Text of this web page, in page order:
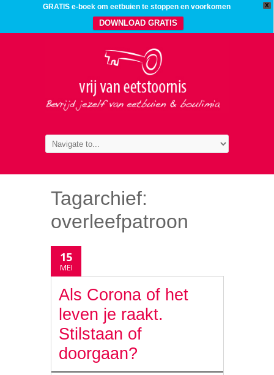
X
GRATIS e-boek om eetbuien te stoppen en voorkomen
DOWNLOAD GRATIS
Tagarchief:
overleefpatroon
15
MEI
Als Corona of het
leven je raakt.
Stilstaan of
doorgaan?